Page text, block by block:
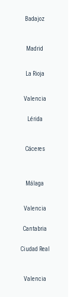
Badajoz
Madrid
La Rioja
Valencia
Lérida
Cáceres
Málaga
Valencia
Cantabria
Ciudad Real
Valencia